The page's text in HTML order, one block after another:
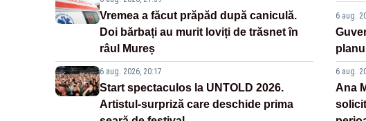
Vremea a făcut prăpăd după caniculă.
Doi bărbați au murit loviți de trăsnet în
râul Mureș
6 aug. 2026, 20:17
Start spectaculos la UNTOLD 2026.
Artistul-surpriză care deschide prima
6 aug.
6 aug.
Ana